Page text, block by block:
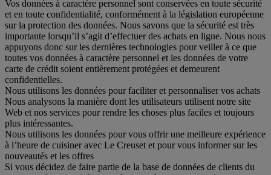
Vos données à caractère personnel sont conservées en toute sécurité
et en toute confidentialité, conformément à la législation européenne
sur la protection des données. Nous savons que la sécurité est très
importante lorsqu’il s’agit d’effectuer des achats en ligne. Nous nous
appuyons donc sur les dernières technologies pour veiller à ce que
toutes vos données à caractère personnel et les données de votre
carte de crédit soient entièrement protégées et demeurent
confidentielles.
Nous utilisons les données pour faciliter et personnaliser vos achats
Nous analysons la manière dont les utilisateurs utilisent notre site
Web et nos services pour rendre les choses plus faciles et toujours
plus intéressantes.
Nous utilisons les données pour vous offrir une meilleure expérience
à l’heure de cuisiner avec Le Creuset et pour vous informer sur les
nouveautés et les offres
Si vous décidez de faire partie de la base de données de clients du